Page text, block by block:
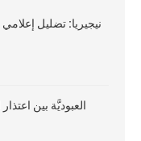
نيجيريا: تضليل
العبوديَّة بين